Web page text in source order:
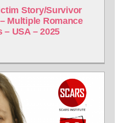
Story/Survivor
Multiple Romance
– USA – 2025